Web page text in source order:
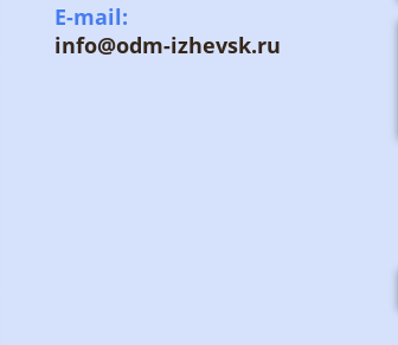
E-mail:
info@odm-izhevsk.ru